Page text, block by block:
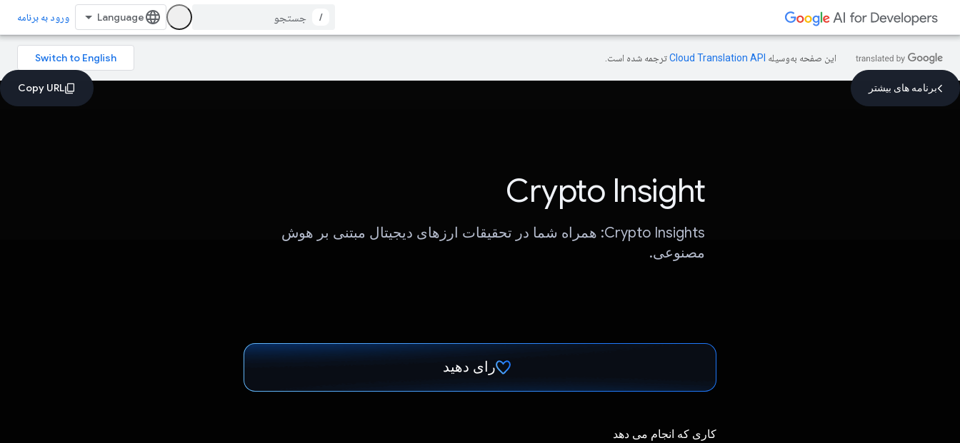
/ ورود به برنامه
این صفحه به‌وسیله ترجمه شده است.
برنامه های بیشتر
Crypto Insight
Crypto Insights: همراه شما در تحقیقات ارزهای دیجیتال مبتنی بر هوش
مصنوعی.
رای دهید
کاری که انجام می دهد